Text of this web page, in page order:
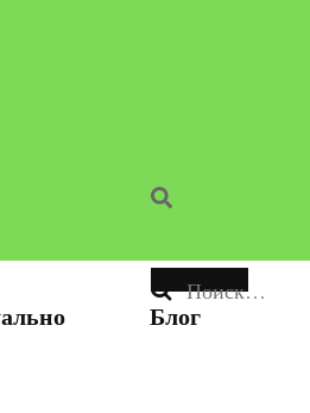
Найти:
Блог